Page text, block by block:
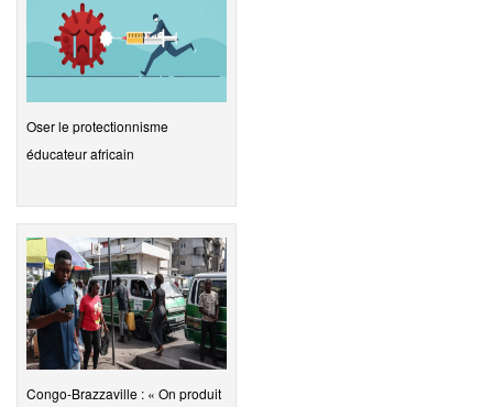
Oser le protectionnisme
éducateur africain
Congo-Brazzaville : « On produit